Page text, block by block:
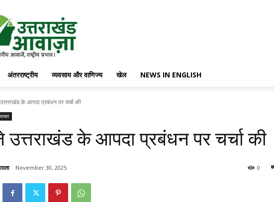
आवाज़
अंतरराष्ट्रीय व्यवसाय और वाणिज्य खेल NEWS IN ENGLISH
उत्तराखंड के आपदा प्रबंधन पर चर्चा की
उत्तराखंड के आपदा प्रबंधन पर चर्चा की
November 30, 2025 0